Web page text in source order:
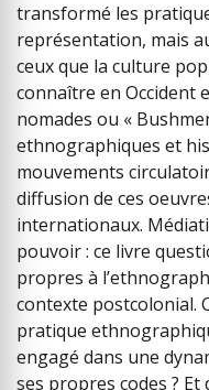
transformé les
représentation, mais
ceux que la culture
connaître en Occident
nomades ou «
ethnographiques et
mouvements
diffusion de ces
internationaux.
pouvoir : ce livre
propres à
contexte postcolonial.
pratique
engagé dans une
ses propres codes ?